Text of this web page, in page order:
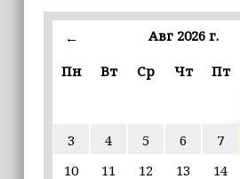
16:30
Дмитрий Чернышенко:
въездной — на 20,1%
Из бюджета Чечни
выделено 505 млн рублей
пострадавшим от паводков
← Авг 2026 г.
Пн
Вт Ср Чт Пт
3
4 5 6 7
10
11 12 13 14